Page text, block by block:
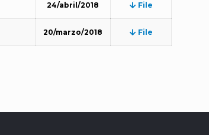
24/abril/2018 File
20/marzo/2018 File